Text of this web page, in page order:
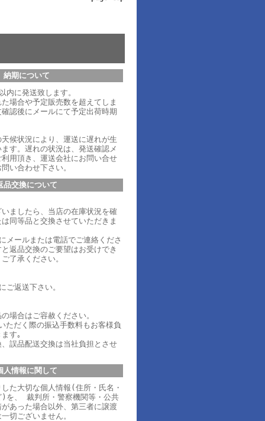
納期について
内に発送致します。
た場合や予定販売数を超えてしま
確認後にメールにて予定出荷時期
候状況により、運送に遅れが生
す。遅れの状況は、発送確認メ
用頂き、運送会社にお問い合せ
い合わせ下さい。
品交換について
ましたら、当店の在庫状況を確
同等品と交換させていただきま
メールまたは電話でご連絡くださ
返品交換のご要望はお受けでき
了承ください。
ご返送下さい。
場合はご容赦ください。
ただく際の振込手数料もお客様負
す｡
誤品配送交換は当社負担とさせ
人情報に関して
た大切な個人情報(住所・氏名・
)を、 裁判所・警察機関等・公共
あった場合以外、第三者に譲渡
切ございません。